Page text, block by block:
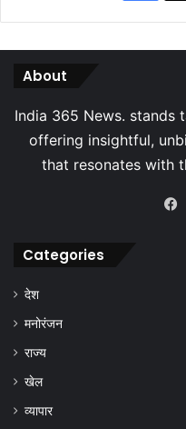
About
Categories
देश
मनोरंजन
राज्य
खेल
व्यापार